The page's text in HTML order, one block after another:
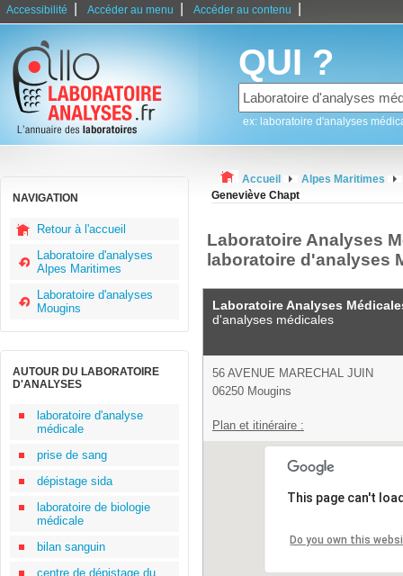
Accessibilité Accéder au menu Accéder au contenu
QUI ?
ex: laboratoire d'analyses
NAVIGATION
Retour à l'accueil
Laboratoire d'analyses
Alpes Maritimes
Laboratoire d'analyses
Mougins
AUTOUR DU LABORATOIRE
D'ANALYSES
laboratoire d'analyse
médicale
prise de sang
dépistage sida
laboratoire de biologie
médicale
bilan sanguin
centre de dépistage du
Accueil
Alpes Maritimes
Geneviève Chapt
Laboratoire Analyses
laboratoire d'analyses
Laboratoire Analyses
d'analyses médicales
56 AVENUE MARECHAL JUIN
06250 Mougins
Plan et itinéraire :
This page can't
Do you own this